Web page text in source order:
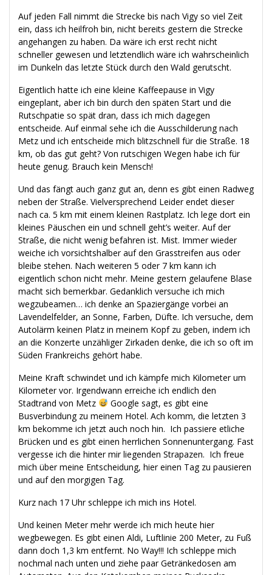
Auf jeden Fall nimmt die Strecke bis nach Vigy so viel Zeit
ein, dass ich heilfroh bin, nicht bereits gestern die Strecke
angehangen zu haben. Da wäre ich erst recht nicht
schneller gewesen und letztendlich wäre ich wahrscheinlich
im Dunkeln das letzte Stück durch den Wald gerutscht.
Eigentlich hatte ich eine kleine Kaffeepause in Vigy
eingeplant, aber ich bin durch den späten Start und die
Rutschpatie so spät dran, dass ich mich dagegen
entscheide. Auf einmal sehe ich die Ausschilderung nach
Metz und ich entscheide mich blitzschnell für die Straße. 18
km, ob das gut geht? Von rutschigen Wegen habe ich für
heute genug. Brauch kein Mensch!
Und das fängt auch ganz gut an, denn es gibt einen Radweg
neben der Straße. Vielversprechend Leider endet dieser
nach ca. 5 km mit einem kleinen Rastplatz. Ich lege dort ein
kleines Päuschen ein und schnell geht’s weiter. Auf der
Straße, die nicht wenig befahren ist. Mist. Immer wieder
weiche ich vorsichtshalber auf den Grasstreifen aus oder
bleibe stehen. Nach weiteren 5 oder 7 km kann ich
eigentlich schon nicht mehr. Meine gestern gelaufene Blase
macht sich bemerkbar. Gedanklich versuche ich mich
wegzubeamen… ich denke an Spaziergänge vorbei an
Lavendelfelder, an Sonne, Farben, Düfte. Ich versuche, dem
Autolärm keinen Platz in meinem Kopf zu geben, indem ich
an die Konzerte unzähliger Zirkaden denke, die ich so oft im
Süden Frankreichs gehört habe.
Meine Kraft schwindet und ich kämpfe mich Kilometer um
Kilometer vor. Irgendwann erreiche ich endlich den
Stadtrand von Metz
Google sagt, es gibt eine
Busverbindung zu meinem Hotel. Ach komm, die letzten 3
km bekomme ich jetzt auch noch hin. Ich passiere etliche
Brücken und es gibt einen herrlichen Sonnenuntergang. Fast
vergesse ich die hinter mir liegenden Strapazen. Ich freue
mich über meine Entscheidung, hier einen Tag zu pausieren
und auf den morgigen Tag.
Kurz nach 17 Uhr schleppe ich mich ins Hotel.
Und keinen Meter mehr werde ich mich heute hier
wegbewegen. Es gibt einen Aldi, Luftlinie 200 Meter, zu Fuß
dann doch 1,3 km entfernt. No Way!!! Ich schleppe mich
nochmal nach unten und ziehe paar Getränkedosen am